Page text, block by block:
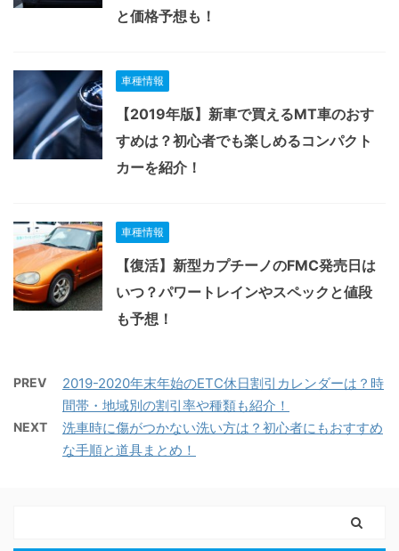
と価格予想も！
車種情報
【2019年版】新車で買えるMT車のおす
すめは？初心者でも楽しめるコンパクト
カーを紹介！
車種情報
【復活】新型カプチーノのFMC発売日は
いつ？パワートレインやスペックと値段
も予想！
PREV
2019-2020年末年始のETC休日割引カレンダーは？時
間帯・地域別の割引率や種類も紹介！
NEXT
洗車時に傷がつかない洗い方は？初心者にもおすすめ
な手順と道具まとめ！